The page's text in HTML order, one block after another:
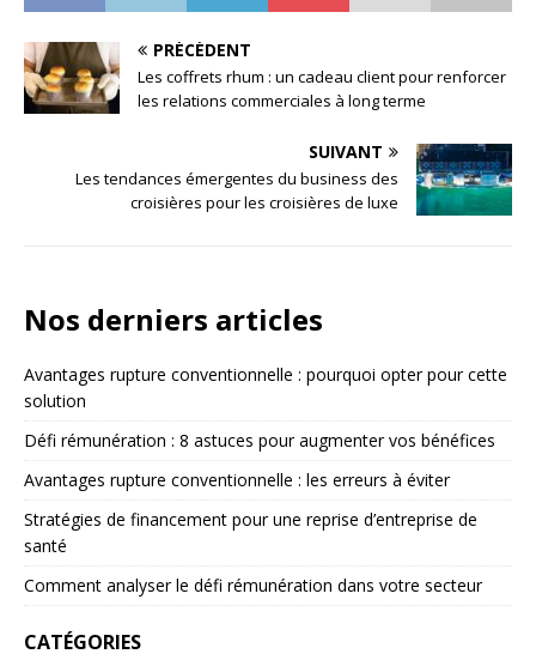
PRÉCÉDENT
Les coffrets rhum : un cadeau client pour renforcer
les relations commerciales à long terme
SUIVANT
Les tendances émergentes du business des
croisières pour les croisières de luxe
Nos derniers articles
Avantages rupture conventionnelle : pourquoi opter pour cette
solution
Défi rémunération : 8 astuces pour augmenter vos bénéfices
Avantages rupture conventionnelle : les erreurs à éviter
Stratégies de financement pour une reprise d’entreprise de
santé
Comment analyser le défi rémunération dans votre secteur
CATÉGORIES